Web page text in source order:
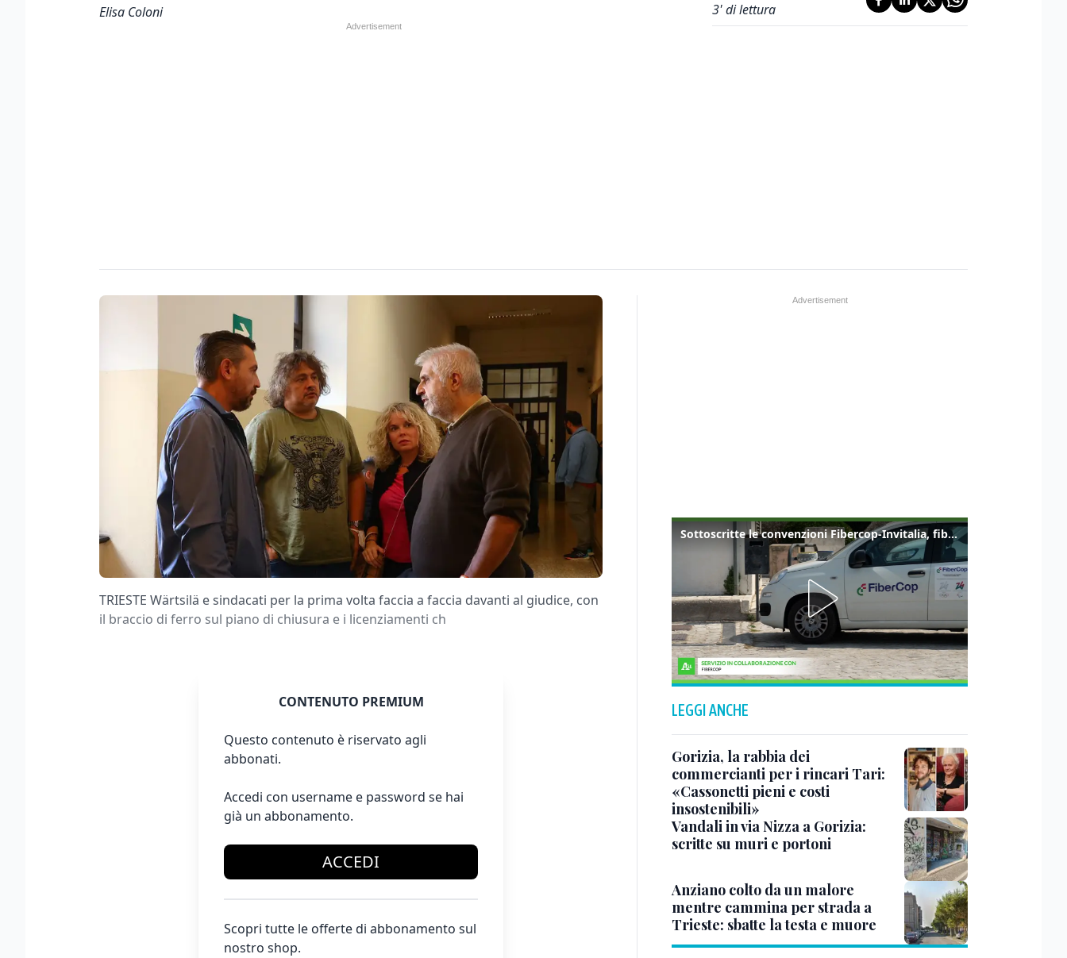
Elisa Coloni
3' di lettura
TRIESTE Wärtsilä e sindacati per la prima volta faccia a faccia davanti al giudice, con
il braccio di ferro sul piano di chiusura e i licenziamenti ch
CONTENUTO PREMIUM
Questo contenuto è riservato agli
abbonati.
Accedi con username e password se hai
già un abbonamento.
ACCEDI
Scopri tutte le offerte di abbonamento sul
nostro shop.
Sottoscritte le convenzioni Fibercop-Invitalia, fibra ottica per 477 mila civici
LEGGI ANCHE
Gorizia, la rabbia dei
commercianti per i rincari Tari:
«Cassonetti pieni e costi
insostenibili»
Vandali in via Nizza a Gorizia:
scritte su muri e portoni
Anziano colto da un malore
mentre cammina per strada a
Trieste: sbatte la testa e muore